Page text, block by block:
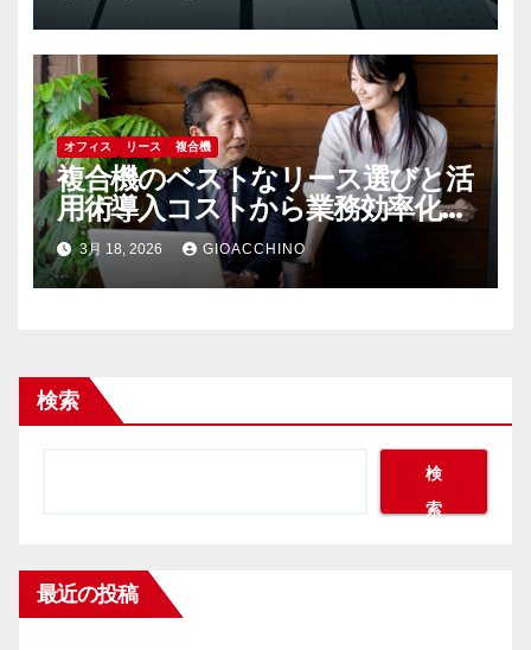
オフィス リース 複合機
複合機のベストなリース選びと活
用術導入コストから業務効率化ま
で3月 18, 2026 GIOACCHINO
検索
検
索
最近の投稿